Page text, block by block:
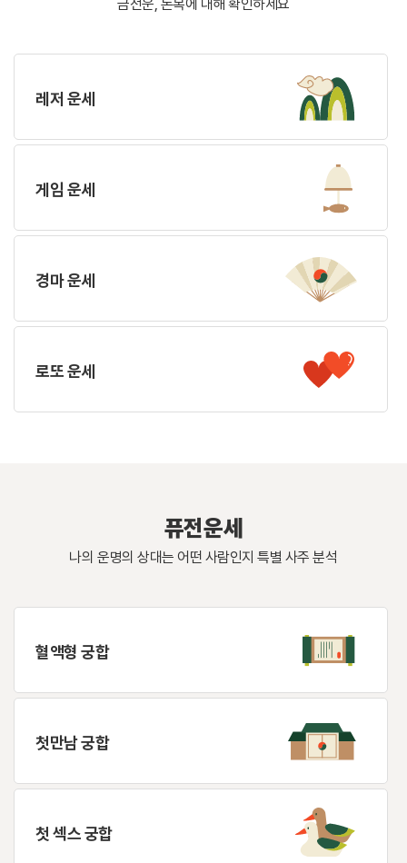
금전운, 돈복에 대해 확인하세요
레저 운세
게임 운세
경마 운세
로또 운세
퓨전운세
나의 운명의 상대는 어떤 사람인지 특별 사주 분석
혈액형 궁합
첫만남 궁합
첫 섹스 궁합